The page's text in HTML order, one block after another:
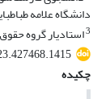
دانشگاه علامه
3استادیار گروه
چکیده